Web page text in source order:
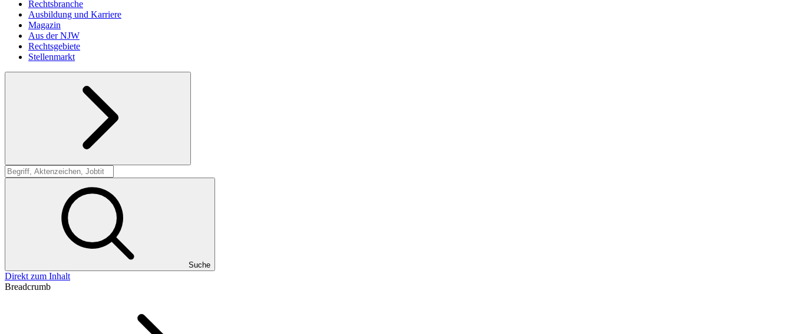
Rechtsbranche
Ausbildung und Karriere
Magazin
Aus der NJW
Rechtsgebiete
Stellenmarkt
Suche
Suche
Direkt zum Inhalt
Breadcrumb